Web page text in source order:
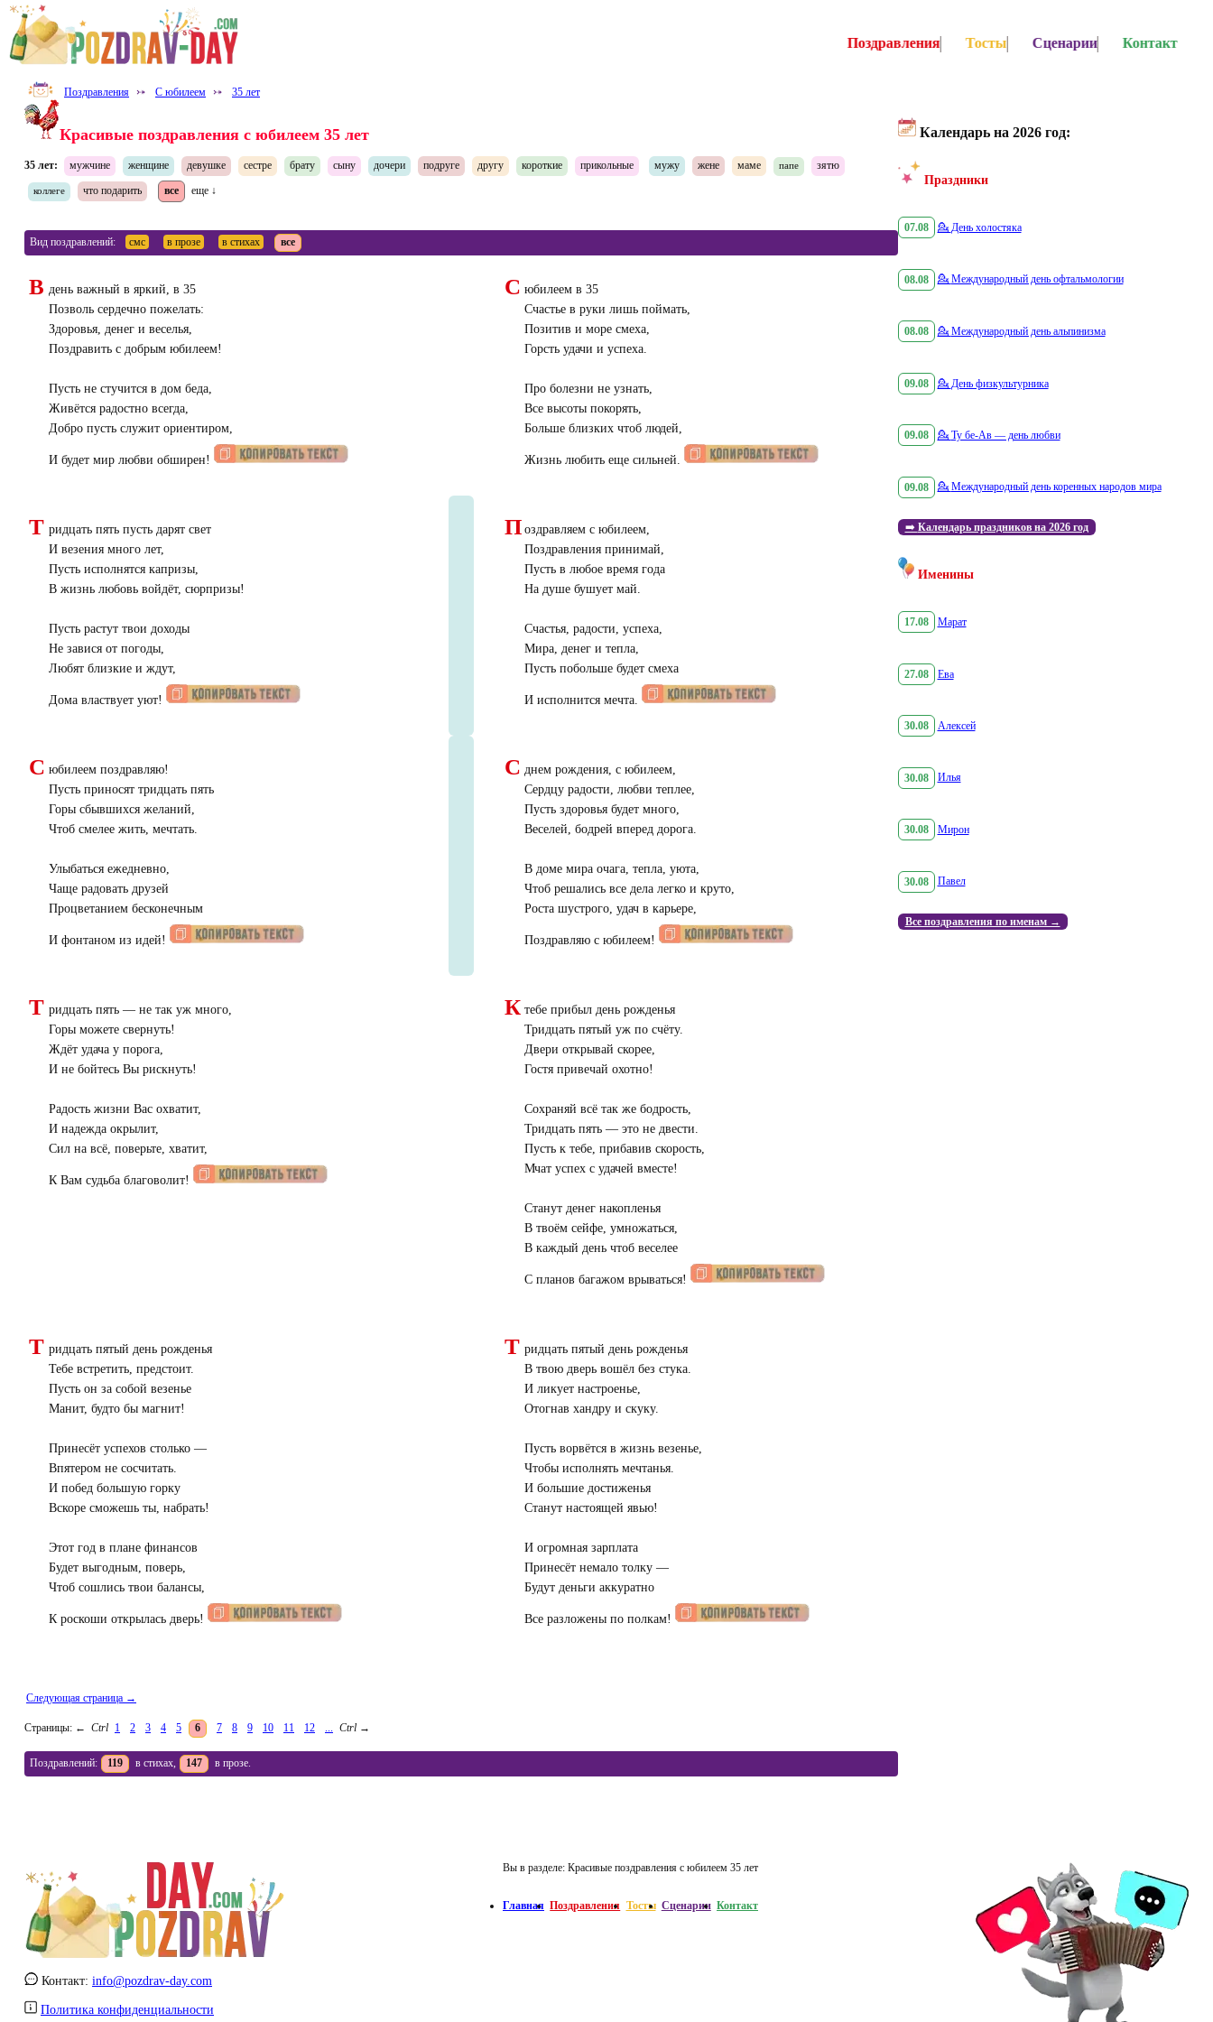
Поздравления ⤐ С юбилеем ⤐ 35 лет
Красивые поздравления с юбилеем 35 лет
35 лет: мужчине женщине девушке сестре брату сыну дочери подруге другу короткие прикольные мужу жене маме папе зятю
коллеге что подарить все еще ↓
Вид поздравлений: смс в прозе в стихах все
В день важный в яркий, в 35
Позволь сердечно пожелать:
Здоровья, денег и веселья,
Поздравить с добрым юбилеем!
Пусть не стучится в дом беда,
Живётся радостно всегда,
Добро пусть служит ориентиром,
И будет мир любви обширен!
С юбилеем в 35
Счастье в руки лишь поймать,
Позитив и море смеха,
Горсть удачи и успеха.
Про болезни не узнать,
Все высоты покорять,
Больше близких чтоб людей,
Жизнь любить еще сильней.
Т ридцать пять пусть дарят свет
И везения много лет,
Пусть исполнятся капризы,
В жизнь любовь войдёт, сюрпризы!
Пусть растут твои доходы
Не завися от погоды,
Любят близкие и ждут,
Дома властвует уют!
П оздравляем с юбилеем,
Поздравления принимай,
Пусть в любое время года
На душе бушует май.
Счастья, радости, успеха,
Мира, денег и тепла,
Пусть побольше будет смеха
И исполнится мечта.
С юбилеем поздравляю!
Пусть приносят тридцать пять
Горы сбывшихся желаний,
Чтоб смелее жить, мечтать.
Улыбаться ежедневно,
Чаще радовать друзей
Процветанием бесконечным
И фонтаном из идей!
С днем рождения, с юбилеем,
Сердцу радости, любви теплее,
Пусть здоровья будет много,
Веселей, бодрей вперед дорога.
В доме мира очага, тепла, уюта,
Чтоб решались все дела легко и круто,
Роста шустрого, удач в карьере,
Поздравляю с юбилеем!
Т ридцать пять — не так уж много,
Горы можете свернуть!
Ждёт удача у порога,
И не бойтесь Вы рискнуть!
Радость жизни Вас охватит,
И надежда окрылит,
Сил на всё, поверьте, хватит,
К Вам судьба благоволит!
К тебе прибыл день рожденья
Тридцать пятый уж по счёту.
Двери открывай скорее,
Гостя привечай охотно!
Сохраняй всё так же бодрость,
Тридцать пять — это не двести.
Пусть к тебе, прибавив скорость,
Мчат успех с удачей вместе!
Станут денег накопленья
В твоём сейфе, умножаться,
В каждый день чтоб веселее
С планов багажом врываться!
Т ридцать пятый день рожденья
Тебе встретить, предстоит.
Пусть он за собой везенье
Манит, будто бы магнит!
Принесёт успехов столько —
Впятером не сосчитать.
И побед большую горку
Вскоре сможешь ты, набрать!
Этот год в плане финансов
Будет выгодным, поверь,
Чтоб сошлись твои балансы,
К роскоши открылась дверь!
Т ридцать пятый день рожденья
В твою дверь вошёл без стука.
И ликует настроенье,
Отогнав хандру и скуку.
Пусть ворвётся в жизнь везенье,
Чтобы исполнять мечтанья.
И большие достиженья
Станут настоящей явью!
И огромная зарплата
Принесёт немало толку —
Будут деньги аккуратно
Все разложены по полкам!
Следующая страница →
Страницы: ← Ctrl 1 2 3 4 5 6 7 8 9 10 11 12 Ctrl →
Поздравлений: 119 в стихах, 147 в прозе.
Календарь на 2026 год:
Праздники
07.08 💁 День холостяка
08.08 💁 Международный день офтальмологии
08.08 💁 Международный день альпинизма
09.08 💁 День физкультурника
09.08 💁 Ту бе-Ав — день любви
09.08 💁 Международный день коренных народов мира
➡️ Календарь праздников на 2026 год
Именины
17.08 Марат
27.08 Ева
30.08 Алексей
30.08 Илья
30.08 Мирон
30.08 Павел
Все поздравления по именам →
Поздравления Тосты Сценарии Контакт
Контакт: info@pozdrav-day.com
Политика конфиденциальности
Вы в разделе: Красивые поздравления с юбилеем 35 лет
Главная Поздравления Тосты Сценарии Контакт